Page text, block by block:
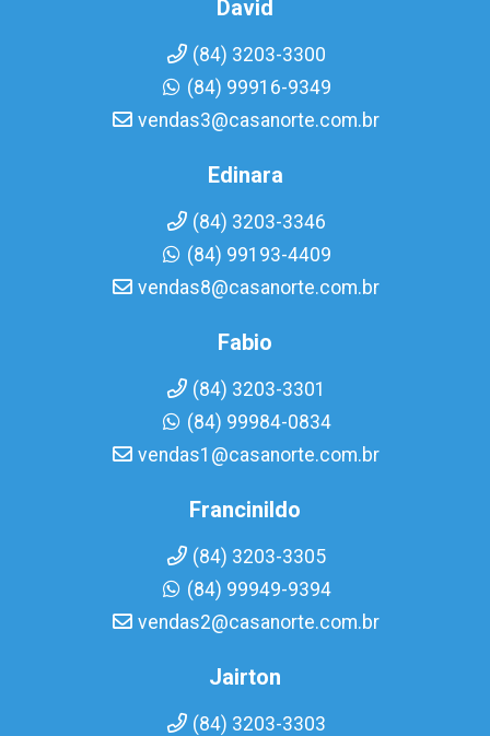
David
(84) 3203-3300
(84) 99916-9349
vendas3@casanorte.com.br
Edinara
(84) 3203-3346
(84) 99193-4409
vendas8@casanorte.com.br
Fabio
(84) 3203-3301
(84) 99984-0834
vendas1@casanorte.com.br
Francinildo
(84) 3203-3305
(84) 99949-9394
vendas2@casanorte.com.br
Jairton
(84) 3203-3303